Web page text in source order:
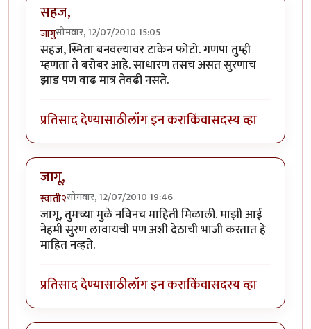
सहज,
जागुसोमवार, 12/07/2010 15:05
सहज, स्मिता बनवल्यावर टाकेन फोटो. गणपा तुम्ही
म्हणता ते बरोबर आहे. साधारण तसच असत सुरणाच
झाड पण वाढ मात्र तेवढी नसते.
प्रतिसाद देण्यासाठीलॉग इन कराकिंवासदस्य व्हा
जागू,
स्वाती२सोमवार, 12/07/2010 19:46
जागू, तुमच्या मुळे नविनच माहिती मिळाली. माझी आई
नेहमी सुरण लावायची पण अशी देठाची भाजी करतात हे
माहित नव्हते.
प्रतिसाद देण्यासाठीलॉग इन कराकिंवासदस्य व्हा